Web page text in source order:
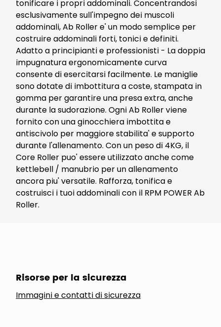
tonificare i propri addominali. Concentrandosi
esclusivamente sull'impegno dei muscoli
addominali, Ab Roller e' un modo semplice per
costruire addominali forti, tonici e definiti.
Adatto a principianti e professionisti - La doppia
impugnatura ergonomicamente curva
consente di esercitarsi facilmente. Le maniglie
sono dotate di imbottitura a coste, stampata in
gomma per garantire una presa extra, anche
durante la sudorazione. Ogni Ab Roller viene
fornito con una ginocchiera imbottita e
antiscivolo per maggiore stabilita' e supporto
durante l'allenamento. Con un peso di 4KG, il
Core Roller puo' essere utilizzato anche come
kettlebell / manubrio per un allenamento
ancora piu' versatile. Rafforza, tonifica e
costruisci i tuoi addominali con il RPM POWER Ab
Roller.
Risorse per la sicurezza
Immagini e contatti di sicurezza